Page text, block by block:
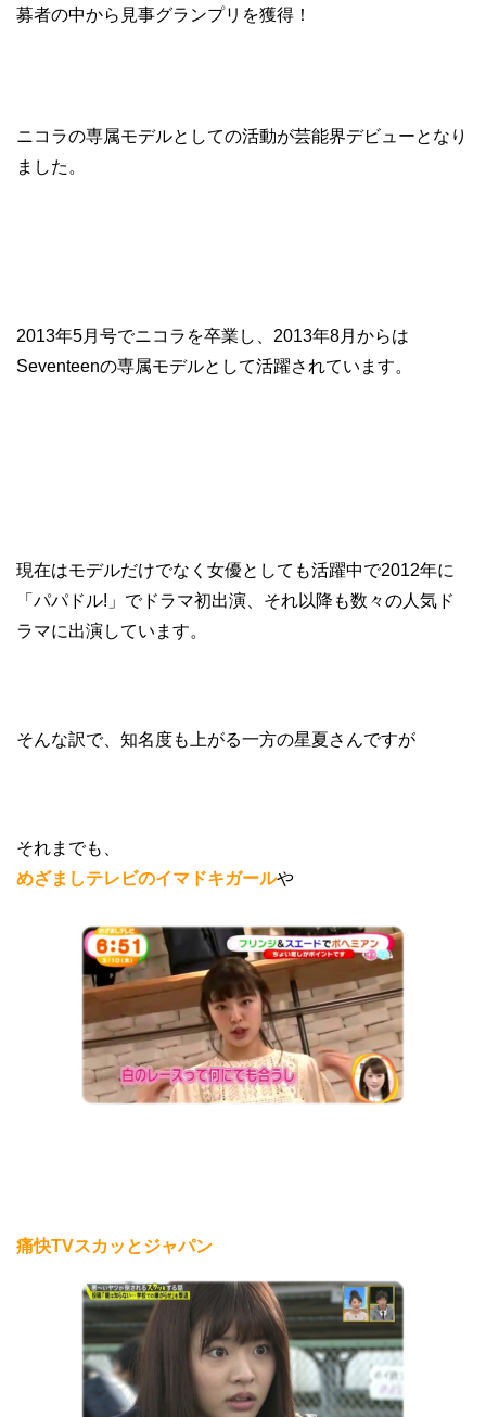
募者の中から見事グランプリを獲得！
ニコラの専属モデルとしての活動が芸能界デビューとなり
ました。
2013年5月号でニコラを卒業し、2013年8月からは
Seventeenの専属モデルとして活躍されています。
現在はモデルだけでなく女優としても活躍中で2012年に
「パパドル!」でドラマ初出演、それ以降も数々の人気ド
ラマに出演しています。
そんな訳で、知名度も上がる一方の星夏さんですが
それまでも、
めざましテレビのイマドキガールや
痛快TVスカッとジャパン